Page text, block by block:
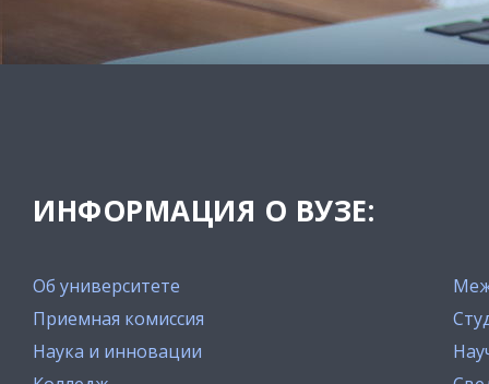
ИНФОРМАЦИЯ О ВУЗЕ:
Об университете
Приемная комиссия
Наука и инновации